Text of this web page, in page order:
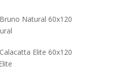
60x120
60x120